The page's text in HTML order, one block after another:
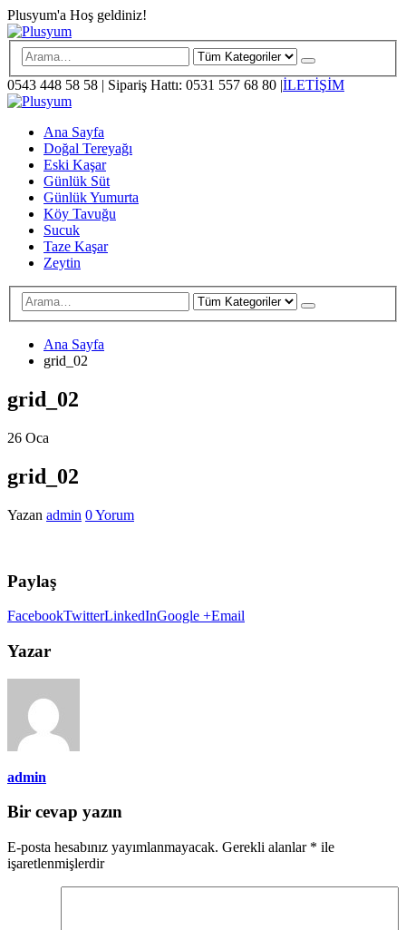
Plusyum'a Hoş geldiniz!
0543 448 58 58 | Sipariş Hattı: 0531 557 68 80 |İLETİŞİM
Ana Sayfa
Doğal Tereyağı
Eski Kaşar
Günlük Süt
Günlük Yumurta
Köy Tavuğu
Sucuk
Taze Kaşar
Zeytin
Ana Sayfa
grid_02
grid_02
26 Oca
grid_02
Yazan admin 0 Yorum
Paylaş
FacebookTwitterLinkedInGoogle +Email
Yazar
admin
Bir cevap yazın
E-posta hesabınız yayımlanmayacak. Gerekli alanlar * ile
işaretlenmişlerdir